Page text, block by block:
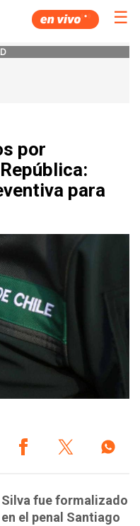
☰
por
para
fue formalizado
el penal Santiago